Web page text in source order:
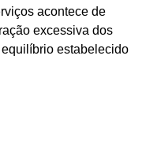
acontece de
excessiva dos
estabelecido